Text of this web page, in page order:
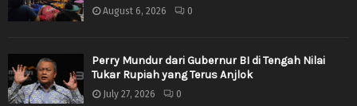
August 6, 2026 0
Perry Mundur dari Gubernur BI di Tengah Nilai
Tukar Rupiah yang Terus Anjlok
July 27, 2026 0